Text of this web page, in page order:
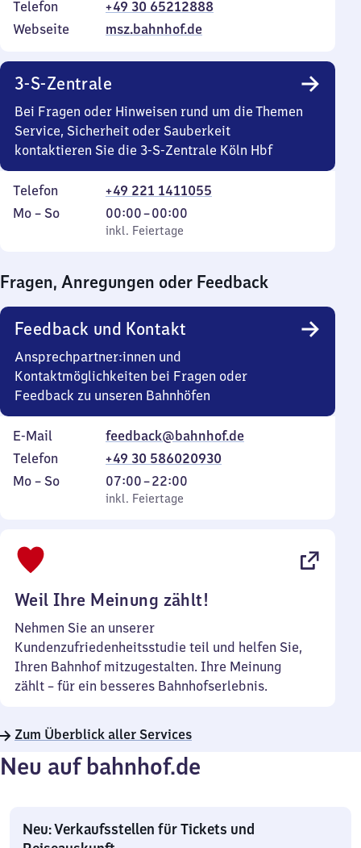
Telefon
+49 30 65212888
Webseite
msz.bahnhof.de
3-S-Zentrale
Bei Fragen oder Hinweisen rund um die Themen
Service, Sicherheit oder Sauberkeit
kontaktieren Sie die 3-S-Zentrale Köln Hbf
Telefon
+49 221 1411055
Montag
Mo – So,
inkl. Feiertage
00:00–00:00
Von
0
0
Uhr
inkl. Feiertage
Fragen, Anregungen oder Feedback
Feedback und Kontakt
Ansprechpartner:innen und
Kontaktmöglichkeiten bei Fragen oder
Feedback zu unseren Bahnhöfen
E-Mail
feedback@bahnhof.de
Telefon
+49 30 586020930
Montag
Mo – So,
inkl. Feiertage
07:00–22:00
Von
7
inkl. Feiertage
Weil Ihre Meinung zählt!
Nehmen Sie an unserer
Kundenzufriedenheitsstudie teil und helfen Sie,
Ihren Bahnhof mitzugestalten. Ihre Meinung
zählt – für ein besseres Bahnhofserlebnis.
Zum Überblick aller Services
Neu auf bahnhof.de
Neu: Verkaufsstellen für Tickets und